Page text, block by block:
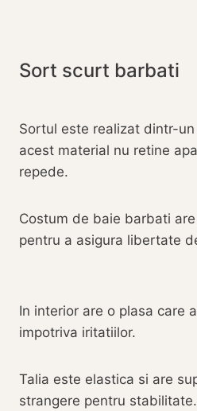
Sort scurt barbati
Sortul este realizat dintr-
acest material nu retine
repede.
Costum de baie barbati
pentru a asigura libertate
In interior are o plasa care
impotriva iritatiilor.
Talia este elastica si are
strangere pentru stabilitate.